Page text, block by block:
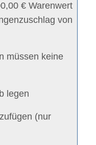
€ Warenwert
von
müssen keine
legen
(nur